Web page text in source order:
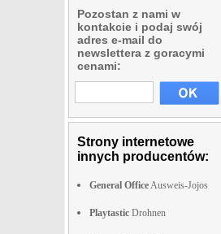
Pozostan z nami w
kontakcie i podaj swój
adres e-mail do
newslettera z goracymi
cenami:
Strony internetowe
innych producentów:
General OfficeAusweis-Jojos
Playtastic Drohnen